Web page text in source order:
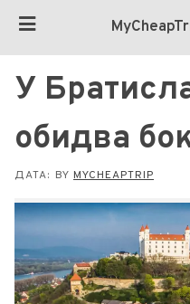
У
обидва
ДАТА: BY MYCHEAPTRIP